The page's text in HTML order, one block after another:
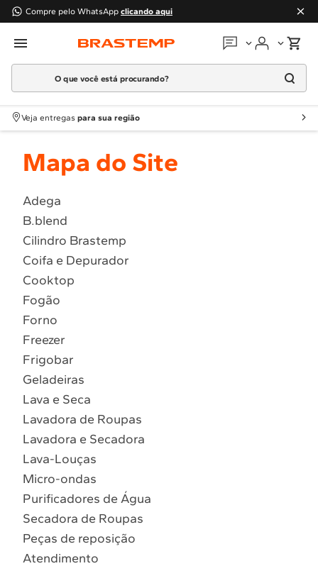
Compre pelo WhatsApp clicando aqui
Em que podemos
Atendimento Brastemp
Localizar assistência técnica
O que você está procurando?
Termos mais buscados
1º Geladeira
2
Fogao
4 º Lava Louça
5 º Cooktop
6º Microondas Brastemp
7º Forno
8º Embutir
9º Combos
Veja entregas para sua região
Mapa do Site
Adega
B.blend
Cilindro Brastemp
Coifa e Depurador
Cooktop
Fogão
Forno
Freezer
Frigobar
Geladeiras
Lava e Seca
Lavadora de Roupas
Lavadora e Secadora
Lava-Louças
Micro-ondas
Purificadores de Água
Secadora de Roupas
Peças de reposição
Atendimento